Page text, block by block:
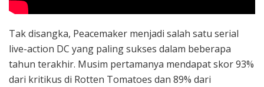
Tak disangka, Peacemaker menjadi salah satu serial
live-action DC yang paling sukses dalam beberapa
tahun terakhir. Musim pertamanya mendapat skor 93%
dari kritikus di Rotten Tomatoes dan 89% dari